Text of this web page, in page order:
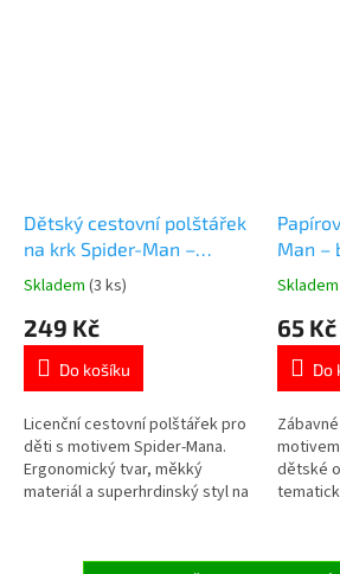
Dětský cestovní polštářek
na krk Spider-Man –
Marvel licence
Průměrné
produktu
5,0
5
hvězdiček.
Skladem (3 ks)
249 Kč
Do košíku
Licenční cestovní polštářek pro
děti s motivem Spider-Mana.
Ergonomický tvar, měkký
materiál a superhrdinský styl na
produkty👉 zde
Man –
produktu
5,0
5
Skladem
65 Kč
Do
dětské